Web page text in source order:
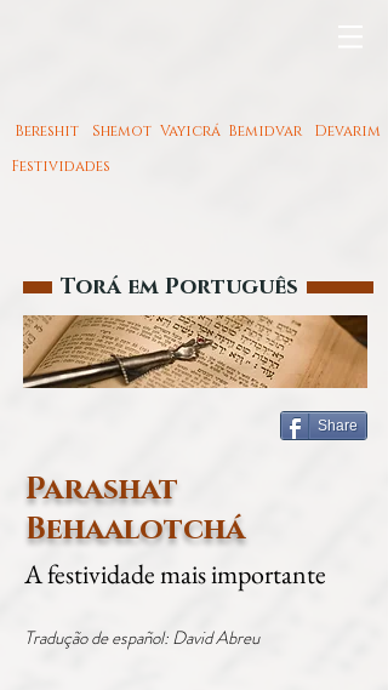
Share
Tradução de español: David Abreu
Torá em Português
Bereshit Shemot Vayicrá Bemidvar
Devarim
Festividades
Parashat
Behaalotchá
A festividade mais importante